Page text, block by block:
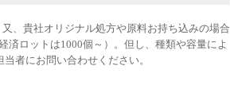
、貴社オリジナル処方や原料お持ち込みの場合
済ロットは1000個～）。但し、種類や容量によ
者にお問い合わせください。